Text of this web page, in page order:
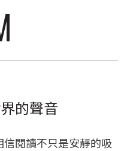
的聲音
閱讀不只是安靜的吸